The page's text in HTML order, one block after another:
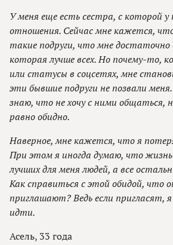
У меня еще есть сестра, с которой
отношения. Сейчас мне кажется,
такие подруги, что мне достаточно
которая лучше всех. Но почему-то,
или статусы в соцсетях, мне
эти бывшие подруги не позвали
знаю, что не хочу с ними общаться,
равно обидно.
Наверное, мне кажется, что я
При этом я иногда думаю, что
лучших для меня людей, а все
Как справиться с этой обидой, что
приглашают? Ведь если пригласят,
идти.
Асель, 33 года